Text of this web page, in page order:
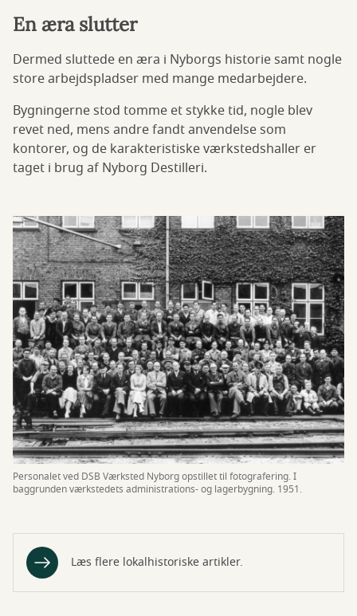
En æra slutter
Dermed sluttede en æra i Nyborgs historie samt nogle
store arbejdspladser med mange medarbejdere.
Bygningerne stod tomme et stykke tid, nogle blev
revet ned, mens andre fandt anvendelse som
kontorer, og de karakteristiske værkstedshaller er
taget i brug af Nyborg Destilleri.
Personalet ved DSB Værksted Nyborg opstillet til fotografering. I
baggrunden værkstedets administrations- og lagerbygning. 1951.
Læs flere lokalhistoriske artikler.